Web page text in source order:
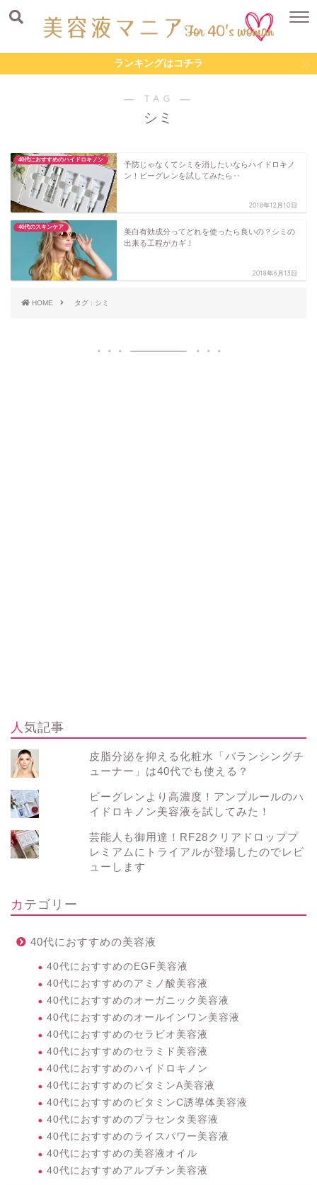
ランキングはコチラ
― TAG ―
シミ
40代におすすめのハイドロキノン
予防じゃなくてシミを消したいならハイドロキノ
ン！ビーグレンを試してみたら‥
2018年12月10日
40代のスキンケア
美白有効成分ってどれを使ったら良いの？シミの
出来る工程がカギ！
2018年6月13日
HOME タグ : シミ
人気記事
皮脂分泌を抑える化粧水「バランシングチ
ューナー」は40代でも使える？
ビーグレンより高濃度！アンプルールのハ
イドロキノン美容液を試してみた！
芸能人も御用達！RF28クリアドロッププ
レミアムにトライアルが登場したのでレビ
ューします
カテゴリー
40代におすすめの美容液
40代におすすめのEGF美容液
40代におすすめのアミノ酸美容液
40代におすすめのオーガニック美容液
40代におすすめのオールインワン美容液
40代におすすめのセラビオ美容液
40代におすすめのセラミド美容液
40代におすすめのハイドロキノン
40代におすすめのビタミンA美容液
40代におすすめのビタミンC誘導体美容液
40代におすすめのプラセンタ美容液
40代におすすめのライスパワー美容液
40代におすすめの美容液オイル
40代におすすめアルブチン美容液